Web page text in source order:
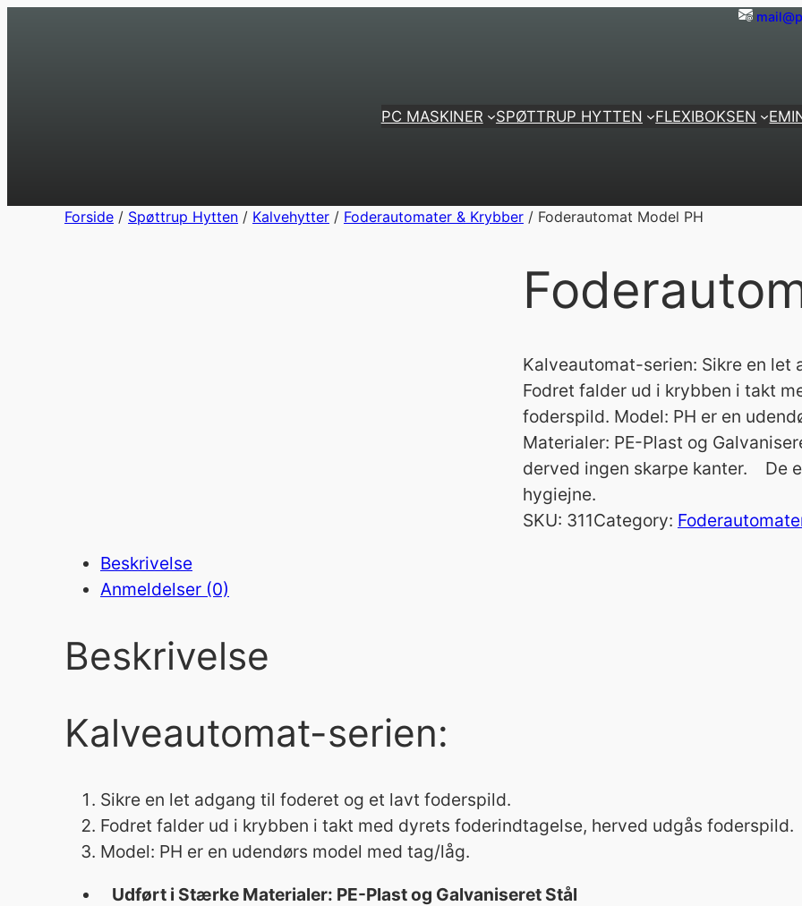
PC MASKINER SPØTTRUP HYTTEN FLEXIBOKSEN
Forside / Spøttrup Hytten / Kalvehytter / Foderautomater & Krybber / Foderautomat Model PH
Kalveautomat-serien: Sikre en
Fodret falder ud i krybben i takt
foderspild. Model: PH er en
Materialer: PE-Plast og
derved ingen skarpe kanter. De
hygiejne.
SKU: 311Category:
Beskrivelse
Anmeldelser (0)
Beskrivelse
Kalveautomat-serien:
Sikre en let adgang til foderet og et lavt foderspild.
Fodret falder ud i krybben i takt med dyrets foderindtagelse, herved udgås foderspild.
Model: PH er en udendørs model med tag/låg.
Udført i Stærke Materialer: PE-Plast og Galvaniseret Stål